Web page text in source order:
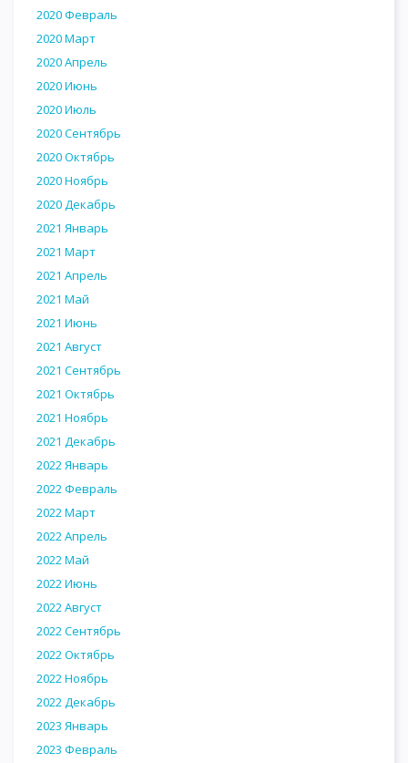
2020 Февраль
2020 Март
2020 Апрель
2020 Июнь
2020 Июль
2020 Сентябрь
2020 Октябрь
2020 Ноябрь
2020 Декабрь
2021 Январь
2021 Март
2021 Апрель
2021 Май
2021 Июнь
2021 Август
2021 Сентябрь
2021 Октябрь
2021 Ноябрь
2021 Декабрь
2022 Январь
2022 Февраль
2022 Март
2022 Апрель
2022 Май
2022 Июнь
2022 Август
2022 Сентябрь
2022 Октябрь
2022 Ноябрь
2022 Декабрь
2023 Январь
2023 Февраль